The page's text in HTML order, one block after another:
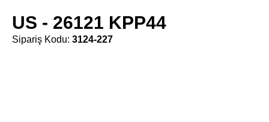
US - 26121 KPP44
Sipariş Kodu: 3124-227